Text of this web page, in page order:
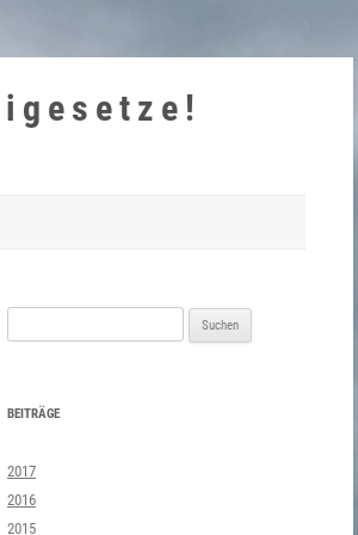
BEITRÄGE
2017
2016
2015